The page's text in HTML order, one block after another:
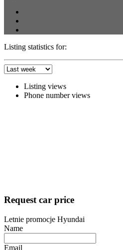
Listing statistics for:
Listing views
Phone number views
Request car price
Letnie promocje Hyundai
Name
Email